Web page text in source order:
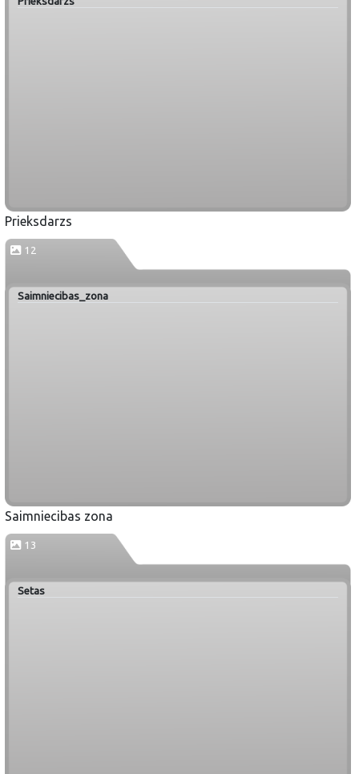
Prieksdarzs
12
Saimniecibas_zona
Saimniecibas zona
13
Setas